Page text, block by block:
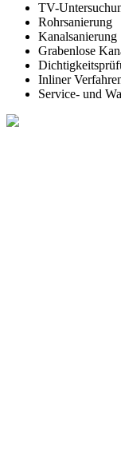
TV-
Rohrsanierung
Kanalsanierung
Grabenlose
Inliner
Service- und